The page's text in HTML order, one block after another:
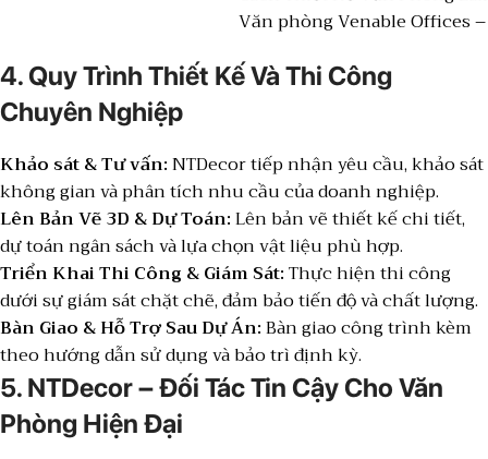
Văn phòng Venable Offices
4. Quy Trình Thiết Kế Và Thi Công
Chuyên Nghiệp
Khảo sát & Tư vấn:NTDecor tiếp nhận yêu cầu, khảo sát
không gian và phân tích nhu cầu của doanh nghiệp.
Lên Bản Vẽ 3D & Dự Toán:Lên bản vẽ thiết kế chi tiết,
dự toán ngân sách và lựa chọn vật liệu phù hợp.
Triển Khai Thi Công & Giám Sát:Thực hiện thi công
dưới sự giám sát chặt chẽ, đảm bảo tiến độ và chất lượng.
Bàn Giao & Hỗ Trợ Sau Dự Án:Bàn giao công trình kèm
theo hướng dẫn sử dụng và bảo trì định kỳ.
5. NTDecor – Đối Tác Tin Cậy Cho Văn
Phòng Hiện Đại